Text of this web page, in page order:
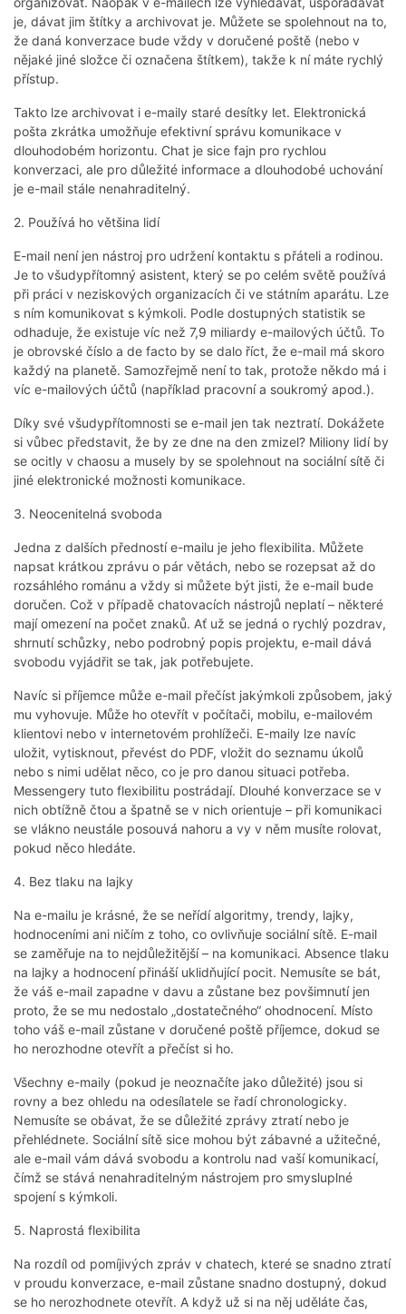
je, dávat jim štítky a archivovat je. Můžete se spolehnout na to,
že daná konverzace bude vždy v doručené poště (nebo v
nějaké jiné složce či označena štítkem), takže k ní máte rychlý
přístup.
Takto lze archivovat i e-maily staré desítky let. Elektronická
pošta zkrátka umožňuje efektivní správu komunikace v
dlouhodobém horizontu. Chat je sice fajn pro rychlou
konverzaci, ale pro důležité informace a dlouhodobé uchování
je e-mail stále nenahraditelný.
2. Používá ho většina lidí
E-mail není jen nástroj pro udržení kontaktu s přáteli a rodinou.
Je to všudypřítomný asistent, který se po celém světě používá
při práci v neziskových organizacích či ve státním aparátu. Lze
s ním komunikovat s kýmkoli. Podle dostupných statistik se
odhaduje, že existuje víc než 7,9 miliardy e-mailových účtů. To
je obrovské číslo a de facto by se dalo říct, že e-mail má skoro
každý na planetě. Samozřejmě není to tak, protože někdo má i
víc e-mailových účtů (například pracovní a soukromý apod.).
Díky své všudypřítomnosti se e-mail jen tak neztratí. Dokážete
si vůbec představit, že by ze dne na den zmizel? Miliony lidí by
se ocitly v chaosu a musely by se spolehnout na sociální sítě či
jiné elektronické možnosti komunikace.
3. Neocenitelná svoboda
Jedna z dalších předností e-mailu je jeho flexibilita. Můžete
napsat krátkou zprávu o pár větách, nebo se rozepsat až do
rozsáhlého románu a vždy si můžete být jisti, že e-mail bude
doručen. Což v případě chatovacích nástrojů neplatí – některé
mají omezení na počet znaků. Ať už se jedná o rychlý pozdrav,
shrnutí schůzky, nebo podrobný popis projektu, e-mail dává
svobodu vyjádřit se tak, jak potřebujete.
Navíc si příjemce může e-mail přečíst jakýmkoli způsobem, jaký
mu vyhovuje. Může ho otevřít v počítači, mobilu, e-mailovém
klientovi nebo v internetovém prohlížeči. E-maily lze navíc
uložit, vytisknout, převést do PDF, vložit do seznamu úkolů
nebo s nimi udělat něco, co je pro danou situaci potřeba.
Messengery tuto flexibilitu postrádají. Dlouhé konverzace se v
nich obtížně čtou a špatně se v nich orientuje – při komunikaci
se vlákno neustále posouvá nahoru a vy v něm musíte rolovat,
pokud něco hledáte.
4. Bez tlaku na lajky
Na e-mailu je krásné, že se neřídí algoritmy, trendy, lajky,
hodnoceními ani ničím z toho, co ovlivňuje sociální sítě. E-mail
se zaměřuje na to nejdůležitější – na komunikaci. Absence tlaku
na lajky a hodnocení přináší uklidňující pocit. Nemusíte se bát,
že váš e-mail zapadne v davu a zůstane bez povšimnutí jen
proto, že se mu nedostalo „dostatečného“ ohodnocení. Místo
toho váš e-mail zůstane v doručené poště příjemce, dokud se
ho nerozhodne otevřít a přečíst si ho.
Všechny e-maily (pokud je neoznačíte jako důležité) jsou si
rovny a bez ohledu na odesílatele se řadí chronologicky.
Nemusíte se obávat, že se důležité zprávy ztratí nebo je
přehlédnete. Sociální sítě sice mohou být zábavné a užitečné,
ale e-mail vám dává svobodu a kontrolu nad vaší komunikací,
čímž se stává nenahraditelným nástrojem pro smysluplné
spojení s kýmkoli.
5. Naprostá flexibilita
Na rozdíl od pomíjivých zpráv v chatech, které se snadno ztratí
v proudu konverzace, e-mail zůstane snadno dostupný, dokud
se ho nerozhodnete otevřít. A když už si na něj uděláte čas,